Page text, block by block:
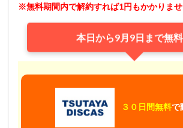
※無料期間内で解約すれば1円もかかりませ
本日から9月9日まで無料
３０日間無料で